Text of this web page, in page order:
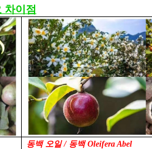
차이점
동백 오일 / 동백 Oleifera Abel